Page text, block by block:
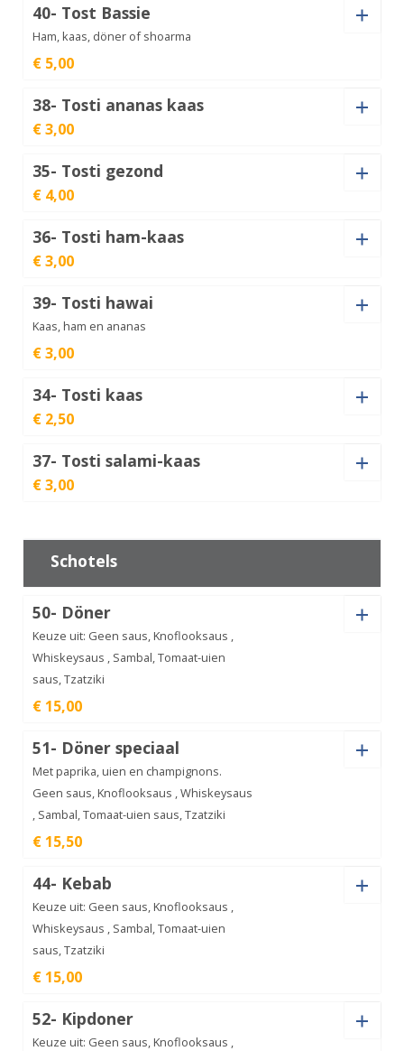
kapsalon
aantal
40- Tost Bassie
Ham, kaas, döner of shoarma
€ 5,00
Tost
Bassie
aantal
38- Tosti ananas kaas
€ 3,00
Tosti
ananas
kaas
35- Tosti gezond
€ 4,00
Tosti
gezond
aantal
36- Tosti ham-kaas
€ 3,00
Tosti
ham-
kaas
aantal
39- Tosti hawai
Kaas, ham en ananas
€ 3,00
Tosti
hawai
aantal
34- Tosti kaas
€ 2,50
Tosti
kaas
aantal
37- Tosti salami-kaas
€ 3,00
Tosti
kaas
aantal
Schotels
50- Döner
Keuze uit: Geen saus, Knoflooksaus ,
Whiskeysaus , Sambal, Tomaat-uien
saus, Tzatziki
€ 15,00
Saus
Döner
aantal
51- Döner speciaal
Met paprika, uien en champignons.
Geen saus, Knoflooksaus , Whiskeysaus
, Sambal, Tomaat-uien saus, Tzatziki
€ 15,50
Saus
Döner
speciaal
44- Kebab
Keuze uit: Geen saus, Knoflooksaus ,
Whiskeysaus , Sambal, Tomaat-uien
saus, Tzatziki
€ 15,00
Saus
52- Kipdoner
Keuze uit: Geen saus, Knoflooksaus ,